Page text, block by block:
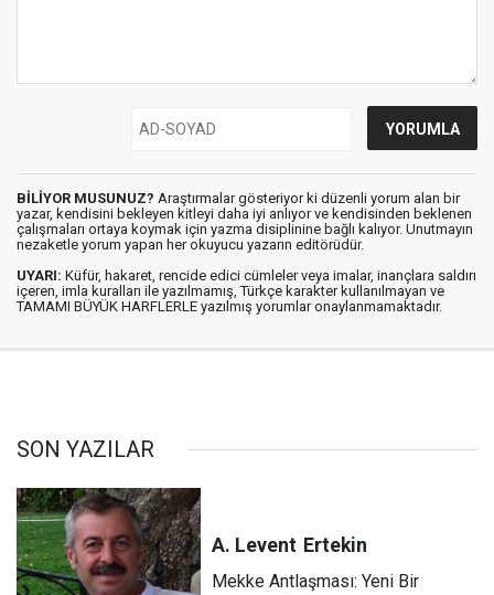
BİLİYOR MUSUNUZ? Araştırmalar gösteriyor ki düzenli yorum alan bir
yazar, kendisini bekleyen kitleyi daha iyi anlıyor ve kendisinden beklenen
çalışmaları ortaya koymak için yazma disiplinine bağlı kalıyor. Unutmayın
nezaketle yorum yapan her okuyucu yazarın editörüdür.
UYARI: Küfür, hakaret, rencide edici cümleler veya imalar, inançlara saldırı
içeren, imla kuralları ile yazılmamış, Türkçe karakter kullanılmayan ve
TAMAMI BÜYÜK HARFLERLE yazılmış yorumlar onaylanmamaktadır.
SON YAZILAR
A. Levent Ertekin
Mekke Antlaşması: Yeni Bir